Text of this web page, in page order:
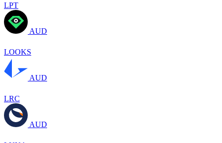
LPT
AUD
LOOKS
AUD
LRC
AUD